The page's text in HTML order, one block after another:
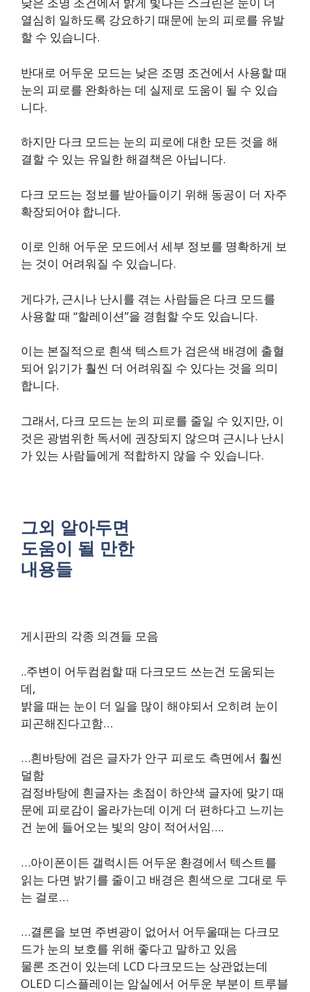
열심히 일하도록 강요하기 때문에 눈의 피로를 유발
할 수 있습니다.
반대로 어두운 모드는 낮은 조명 조건에서 사용할 때
눈의 피로를 완화하는 데 실제로 도움이 될 수 있습
니다.
하지만 다크 모드는 눈의 피로에 대한 모든 것을 해
결할 수 있는 유일한 해결책은 아닙니다.
다크 모드는 정보를 받아들이기 위해 동공이 더 자주
확장되어야 합니다.
이로 인해 어두운 모드에서 세부 정보를 명확하게 보
는 것이 어려워질 수 있습니다.
게다가, 근시나 난시를 겪는 사람들은 다크 모드를
사용할 때 “할레이션”을 경험할 수도 있습니다.
이는 본질적으로 흰색 텍스트가 검은색 배경에 출혈
되어 읽기가 훨씬 더 어려워질 수 있다는 것을 의미
합니다.
그래서, 다크 모드는 눈의 피로를 줄일 수 있지만, 이
것은 광범위한 독서에 권장되지 않으며 근시나 난시
가 있는 사람들에게 적합하지 않을 수 있습니다.
그외 알아두면
도움이 될 만한
내용들
게시판의 각종 의견들 모음
..주변이 어두컴컴할 때 다크모드 쓰는건 도움되는
데,
밝을 때는 눈이 더 일을 많이 해야되서 오히려 눈이
피곤해진다고함…
…흰바탕에 검은 글자가 안구 피로도 측면에서 훨씬
덜함
검정바탕에 흰글자는 초점이 하얀색 글자에 맞기 때
문에 피로감이 올라가는데 이게 더 편하다고 느끼는
건 눈에 들어오는 빛의 양이 적어서임….
…아이폰이든 갤럭시든 어두운 환경에서 텍스트를
읽는 다면 밝기를 줄이고 배경은 흰색으로 그대로 두
는 걸로…
…결론을 보면 주변광이 없어서 어두울때는 다크모
드가 눈의 보호를 위해 좋다고 말하고 있음
물론 조건이 있는데 LCD 다크모드는 상관없는데
OLED 디스플레이는 암실에서 어두운 부분이 트루블